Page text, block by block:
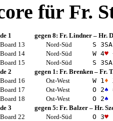
für Fr.
1 gegen 8: Fr. Lindner – Hr.
Board 13
Nord-Süd S 3SA
Board 14
Nord-Süd W 4♥
Board 15
Nord-Süd S 3SA
2
gegen 1: Fr. Brenken – Fr.
Board 16
Ost-West W 1 ♦
Board 17
Ost-West O 2♠
Board 18
Ost-West O 2♠
3
gegen 5: Fr. Balzer – Hr.
Board 22
Nord-Süd O 3♥